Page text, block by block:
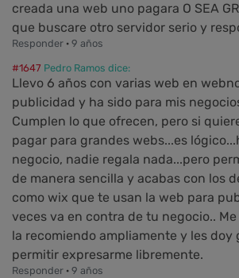
creada una web uno pagara O SEA
que buscare otro servidor serio y
Responder · 9 años
#1647 Pedro Ramos dice:
Llevo 6 años con varias web en
publicidad y ha sido para mis
Cumplen lo que ofrecen, pero si
pagar para grandes webs...es
negocio, nadie regala nada...pero
de manera sencilla y acabas con los
como wix que te usan la web para
veces va en contra de tu negocio..
la recomiendo ampliamente y les doy
permitir expresarme libremente.
Responder · 9 años